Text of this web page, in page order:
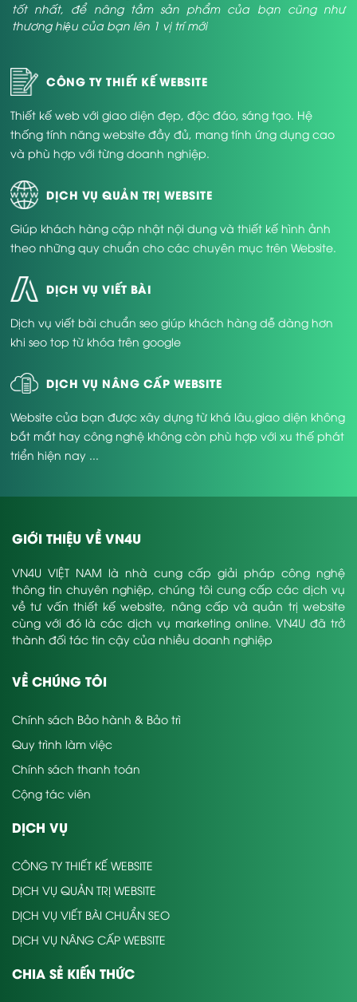
tốt nhất, để nâng tầm sản phẩm của bạn cũng như
thương hiệu của bạn lên 1 vị trí mới
CÔNG TY THIẾT KẾ WEBSITE
Thiết kế web với giao diện đẹp, độc đáo, sáng tạo. Hệ
thống tính năng website đầy đủ, mang tính ứng dụng cao
và phù hợp với từng doanh nghiệp.
DỊCH VỤ QUẢN TRỊ WEBSITE
Giúp khách hàng cập nhật nội dung và thiết kế hình ảnh
theo những quy chuẩn cho các chuyên mục trên Website.
DỊCH VỤ VIẾT BÀI
Dịch vụ viết bài chuẩn seo giúp khách hàng dễ dàng hơn
khi seo top từ khóa trên google
DỊCH VỤ NÂNG CẤP WEBSITE
Website của bạn được xây dựng từ khá lâu,giao diện không
bắt mắt hay công nghệ không còn phù hợp với xu thế phát
triển hiện nay ...
GIỚI THIỆU VỀ VN4U
VN4U VIỆT NAM là nhà cung cấp giải pháp công nghệ
thông tin chuyên nghiệp, chúng tôi cung cấp các dịch vụ
về tư vấn thiết kế website, nâng cấp và quản trị website
cùng với đó là các dịch vụ marketing online. VN4U đã trở
thành đối tác tin cậy của nhiều doanh nghiệp
VỀ CHÚNG TÔI
Chính sách Bảo hành & Bảo trì
Quy trình làm việc
Chính sách thanh toán
Cộng tác viên
DỊCH VỤ
CÔNG TY THIẾT KẾ WEBSITE
DỊCH VỤ QUẢN TRỊ WEBSITE
DỊCH VỤ VIẾT BÀI CHUẨN SEO
DỊCH VỤ NÂNG CẤP WEBSITE
CHIA SẺ KIẾN THỨC